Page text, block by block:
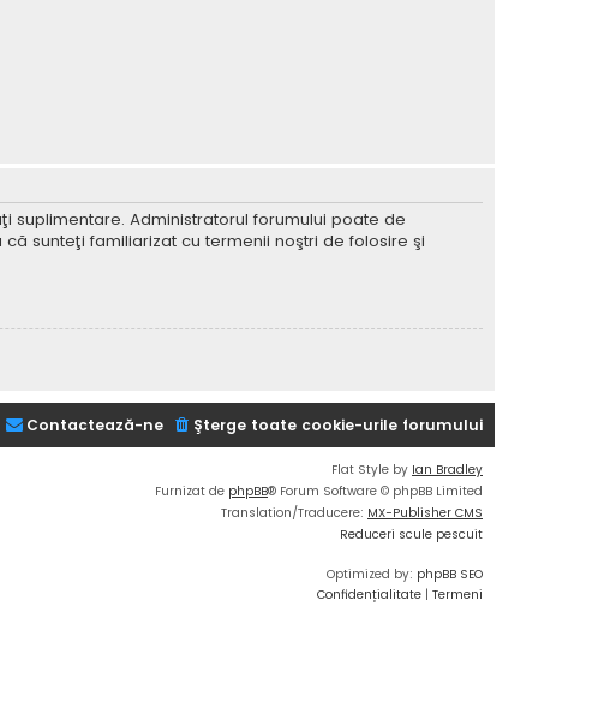
suplimentare. Administratorul forumului poate de
sunteţi familiarizat cu termenii noştri de folosire şi
Şterge toate cookie-urile forumului
Contactează-ne
Flat Style by Ian Bradley
Furnizat de phpBB® Forum Software © phpBB Limited
Translation/Traducere: MX-Publisher CMS
Reduceri scule pescuit
Optimized by: phpBB SEO
Confidențialitate | Termeni